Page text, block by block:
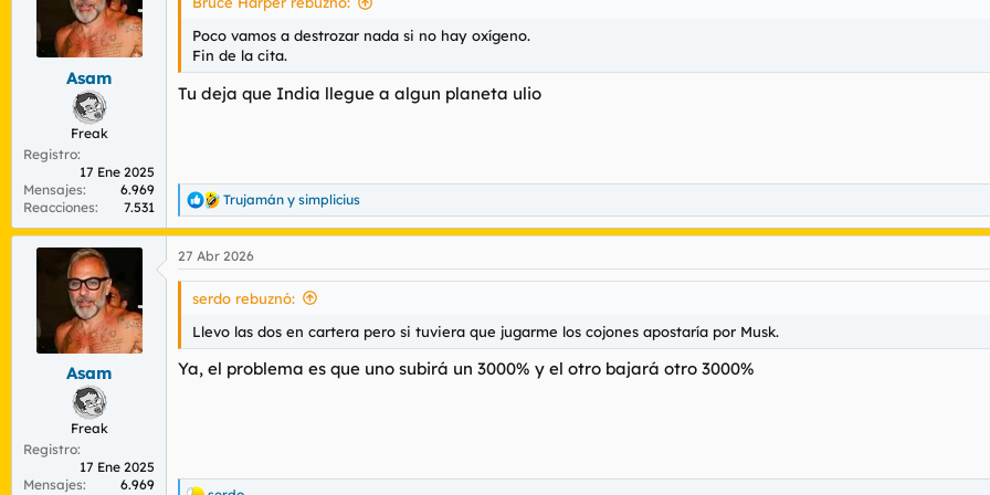
Asam
Freak
Registro
17 Ene 2025
Mensajes
6.969
Reacciones
7.531
Poco vamos a destrozar nada si no hay oxígeno.
Fin de la cita.
Tu deja que India llegue a algun planeta ulio
R
e
a
c
c
e
s
Trujamán y simplicius
Asam
Freak
Registro
17 Ene 2025
Mensajes
6.969
27 Abr 2026
serdo rebuznó:
Llevo las dos en cartera pero si tuviera que jugarme los cojones apostaría por Musk.
Ya, el problema es que uno subirá un 3000% y el otro bajará otro 3000%